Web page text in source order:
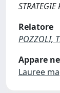
STRATEGIE
Relatore
POZZOLI,
Appare
Lauree